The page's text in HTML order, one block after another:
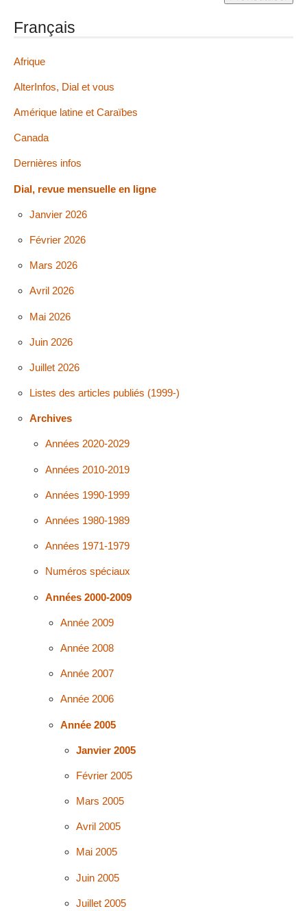
Français
Afrique
AlterInfos, Dial et vous
Amérique latine et Caraïbes
Canada
Dernières infos
Dial, revue mensuelle en ligne
Janvier 2026
Février 2026
Mars 2026
Avril 2026
Mai 2026
Juin 2026
Juillet 2026
Listes des articles publiés (1999-)
Archives
Années 2020-2029
Années 2010-2019
Années 1990-1999
Années 1980-1989
Années 1971-1979
Numéros spéciaux
Années 2000-2009
Année 2009
Année 2008
Année 2007
Année 2006
Année 2005
Janvier 2005
Février 2005
Mars 2005
Avril 2005
Mai 2005
Juin 2005
Juillet 2005